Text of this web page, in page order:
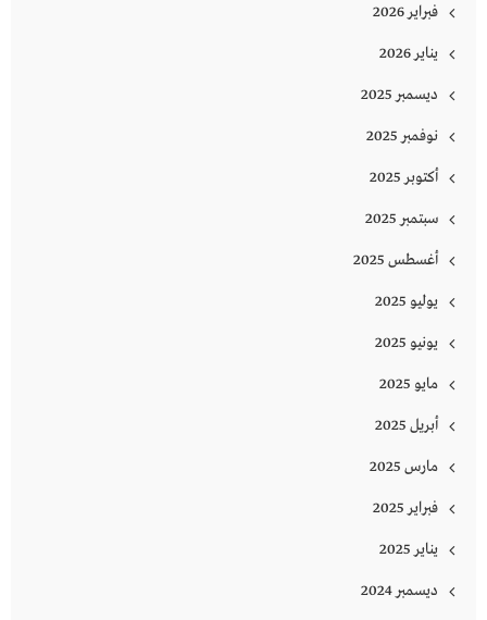
فبراير 2026
يناير 2026
ديسمبر 2025
نوفمبر 2025
أكتوبر 2025
سبتمبر 2025
أغسطس 2025
يوليو 2025
يونيو 2025
مايو 2025
أبريل 2025
مارس 2025
فبراير 2025
يناير 2025
ديسمبر 2024